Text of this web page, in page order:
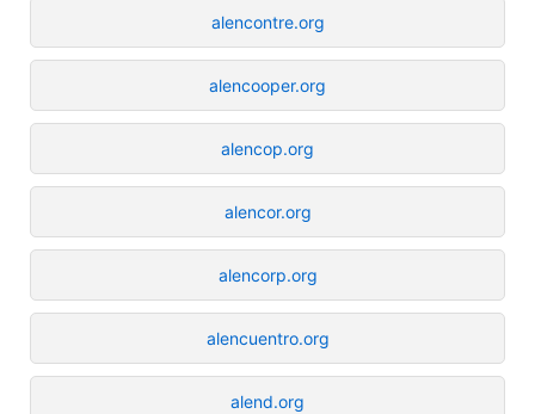
alencontre.org
alencooper.org
alencop.org
alencor.org
alencorp.org
alencuentro.org
alend.org